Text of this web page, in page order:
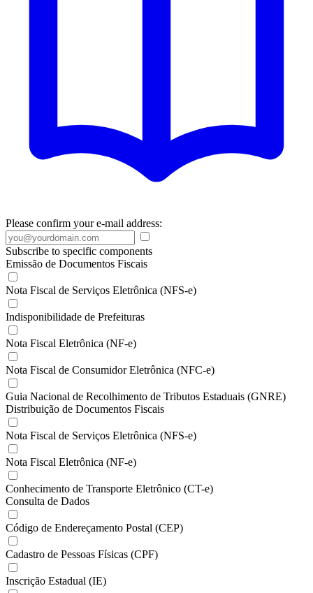
Please confirm your e-mail address:
Subscribe to specific components
Emissão de Documentos Fiscais
Nota Fiscal de Serviços Eletrônica (NFS-e)
Indisponibilidade de Prefeituras
Nota Fiscal Eletrônica (NF-e)
Nota Fiscal de Consumidor Eletrônica (NFC-e)
Guia Nacional de Recolhimento de Tributos Estaduais (GNRE)
Distribuição de Documentos Fiscais
Nota Fiscal de Serviços Eletrônica (NFS-e)
Nota Fiscal Eletrônica (NF-e)
Conhecimento de Transporte Eletrônico (CT-e)
Consulta de Dados
Código de Endereçamento Postal (CEP)
Cadastro de Pessoas Físicas (CPF)
Inscrição Estadual (IE)